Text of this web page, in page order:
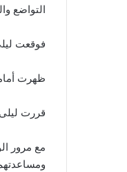
التواضع
فوقعت
ظهرت
قررت
مع مرور